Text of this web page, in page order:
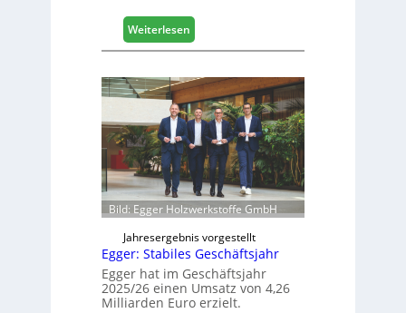
i
i
e
r
t
s
c
h
Weiterlesen:
H
f
e
l
e
e
r
ö
f
f
n
e
t
L
o
Bild: Egger Holzwerkstoffe GmbH
Jahresergebnis vorgestellt
Egger: Stabiles Geschäftsjahr
Egger hat im Geschäftsjahr
2025/26 einen Umsatz von 4,26
Milliarden Euro erzielt.